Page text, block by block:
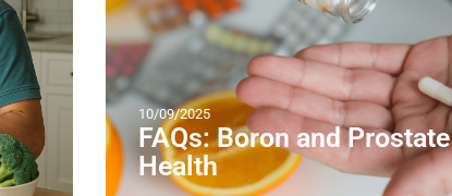
10/09/2025
FAQs: Boron and Prostate
Health